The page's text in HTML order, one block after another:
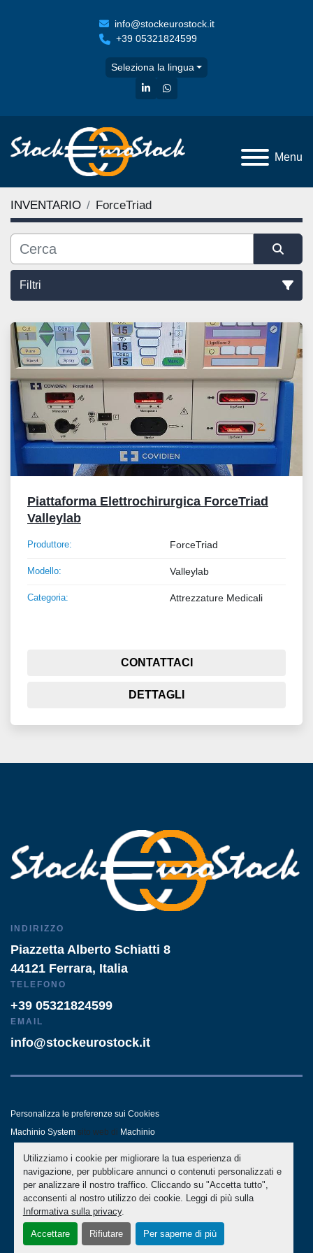
Utilizziamo i cookie per migliorare la tua esperienza di
navigazione, per pubblicare annunci o contenuti personalizzati e
per analizzare il nostro traffico. Cliccando su "Accetta tutto",
acconsenti al nostro utilizzo dei cookie. Leggi di più sulla
Informativa sulla privacy.
Accettare Rifiutare Per saperne di più
info@stockeurostock.it
+39 05321824599
Seleziona la lingua
linkedinwhatsapp
Menu
INVENTARIO ForceTriad
Filtri
Tutte le categorie
Ordina per
Piattaforma Elettrochirurgica ForceTriad
Valleylab
Produttore: ForceTriad
Modello: Valleylab
Categoria: Attrezzature Medicali
CONTATTACI
DETTAGLI
INDIRIZZO
Piazzetta Alberto Schiatti 8
44121 Ferrara, Italia
TELEFONO
+39 05321824599
EMAIL
info@stockeurostock.it
Personalizza le preferenze sui Cookies
Machinio System sito web di Machinio
- LINKEDIN - WHATSAPP